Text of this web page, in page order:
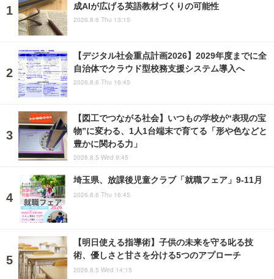
成AIが広げる英語教材づくりの可能性
2026.8.6 Thu 13:15
【デジタル社会重点計画2026】2029年度までに全
自治体でクラウド型校務支援システム導入へ
2026.8.6 Thu 16:45
【図工でつながる社会】いつもの学校が“表現の宝
物”に変わる、1人1台端末で育てる「形や色などと
豊かに関わる力」
2026.8.5 Wed 9:45
埼玉県、放課後児童クラブ「就職フェア」9-11月
2026.8.6 Thu 16:45
【明日使える指導術】子供の未来を守る叱る技
術、優しさと甘さを分ける5つのアプローチ
2026.8.5 Wed 14:15